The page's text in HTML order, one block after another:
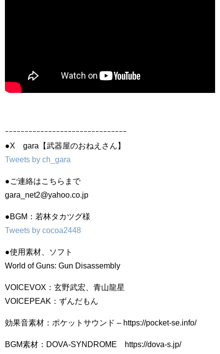
ｰｰｰｰｰｰｰｰｰｰｰｰｰｰｰｰｰｰｰｰｰｰｰｰｰｰｰｰｰｰｰ
●X gara【武器屋のおねえさん】
Tweets by ch_gara
●ご連絡はこちらまで
gara_net2@yahoo.co.jp
●BGM：若林タカツグ様
Tweets by cocoa2448
●使用素材、ソフト
World of Guns: Gun Disassembly
VOICEVOX：玄野武宏、青山龍星
VOICEPEAK：ずんだもん
効果音素材：ポケットサウンド – https://pocket-se.info/
BGM素材：DOVA-SYNDROME https://dova-s.jp/